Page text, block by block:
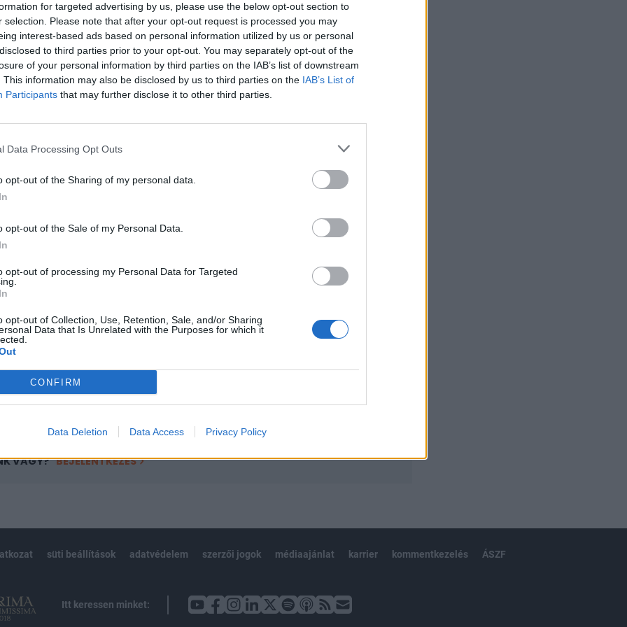
for targeted advertising by us, please use the below opt-out section to
selection. Please note that after your opt-out request is processed you may
interest-based ads based on personal information utilized by us or personal
to third parties prior to your opt-out. You may separately opt-out of the
of your personal information by third parties on the IAB’s list of downstream
This information may also be disclosed by us to third parties on the IAB’s List of
Participants that may further disclose it to other third parties.
Data Processing Opt Outs
opt-out of the Sharing of my personal data.
opt-out of the Sale of my Personal Data.
opt-out of processing my Personal Data for Targeted
opt-out of Collection, Use, Retention, Sale, and/or Sharing
Data that Is Unrelated with the Purposes for which it
CONFIRM
Data Deletion Data Access Privacy Policy
elemzők számításai szerint példátlan ütemben romlottak az év eleje
korlátozások miatt.
londoni gazdaságelemző műhely, az Oxford Economics szerdán bemutatott
6-12 hét közötti időtartamú korlátozásokat feltételező alapeseti
azt mutatják, hogy a globális hazai össztermék (GDP) az idén 2,8 százalékkal
portfolio.hu hírarchívumához tartozik, melynek olvasása előfizetéses
tartalmazza:
cikkarchívum
elmúlt 2 év napon belüli
VAGY? BEJELENTKEZÉS
süti beállítások adatvédelem szerzői jogok médiaajánlat karrier kommentkezelés ÁSZF
Itt keressen minket: